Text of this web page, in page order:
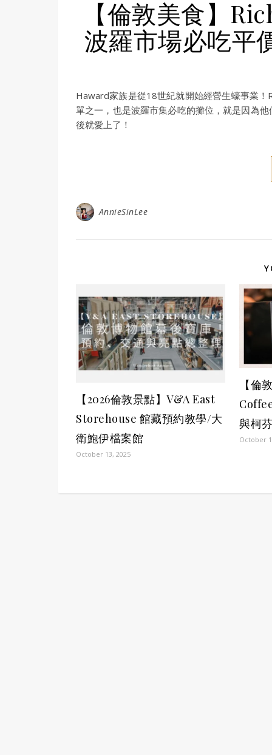
【倫敦美食】
波羅市場必吃平
Haward家族是從18世紀就開始經營生蠔事業
單之一，也是波羅市集必吃的攤位，就是因為
後就愛上了！
AnnieSinLee
【2026倫敦景點】V&A East
Storehouse 館藏預約教學/大
衛鮑伊檔案館
October 13, 2025
【倫
與柯
October